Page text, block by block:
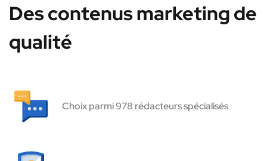
Des contenus marketing de
qualité
Choix parmi 978 rédacteurs spécialisés